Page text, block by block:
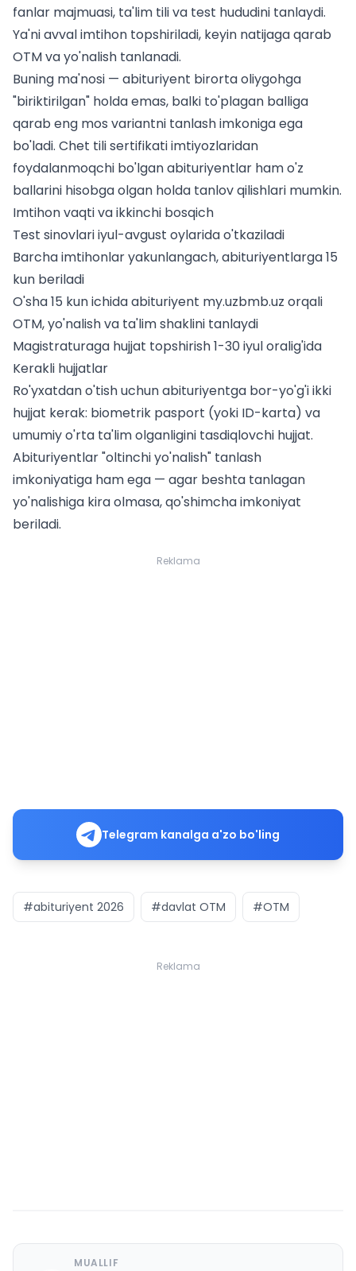
fanlar majmuasi, ta'lim tili va test hududini tanlaydi.
Ya'ni avval imtihon topshiriladi, keyin natijaga qarab
OTM va yo'nalish tanlanadi.
Buning ma'nosi — abituriyent birorta oliygohga
"biriktirilgan" holda emas, balki to'plagan balliga
qarab eng mos variantni tanlash imkoniga ega
bo'ladi. Chet tili sertifikati imtiyozlaridan
foydalanmoqchi bo'lgan abituriyentlar ham o'z
ballarini hisobga olgan holda tanlov qilishlari mumkin.
Imtihon vaqti va ikkinchi bosqich
Test sinovlari iyul-avgust oylarida o'tkaziladi
Barcha imtihonlar yakunlangach, abituriyentlarga 15
kun beriladi
O'sha 15 kun ichida abituriyent my.uzbmb.uz orqali
OTM, yo'nalish va ta'lim shaklini tanlaydi
Magistraturaga hujjat topshirish 1-30 iyul oralig'ida
Kerakli hujjatlar
Ro'yxatdan o'tish uchun abituriyentga bor-yo'g'i ikki
hujjat kerak: biometrik pasport (yoki ID-karta) va
umumiy o'rta ta'lim olganligini tasdiqlovchi hujjat.
Abituriyentlar "oltinchi yo'nalish" tanlash
imkoniyatiga ham ega — agar beshta tanlagan
yo'nalishiga kira olmasa, qo'shimcha imkoniyat
beriladi.
Reklama
Telegram kanalga a'zo bo'ling
#abituriyent 2026 #davlat OTM #OTM
Reklama
MUALLIF